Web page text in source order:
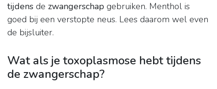
tijdens de zwangerschap gebruiken. Menthol is
goed bij een verstopte neus. Lees daarom wel even
de bijsluiter.
Wat als je toxoplasmose hebt tijdens
de zwangerschap?